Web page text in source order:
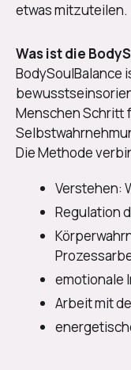
etwas mitzuteilen.
Was ist die
BodySoulBalance
Menschen Schritt
Die Methode
Verstehen:
Regulation
emotionale
Arbeit mit